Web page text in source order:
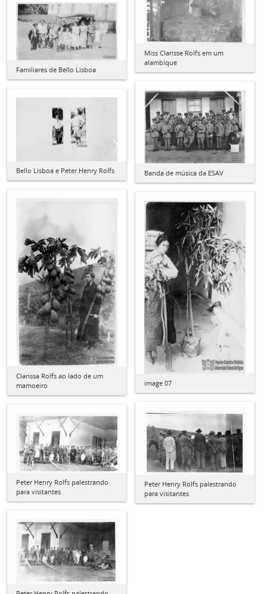
Miss Clarisse Rolfs em um
alambique
Familiares de Bello Lisboa
Banda de música da ESAV
Bello Lisboa e Peter Henry Rolfs
Clarissa Rolfs ao lado de um
mamoeiro
image 07
Peter Henry Rolfs palestrando
para visitantes
Peter Henry Rolfs palestrando
para visitantes